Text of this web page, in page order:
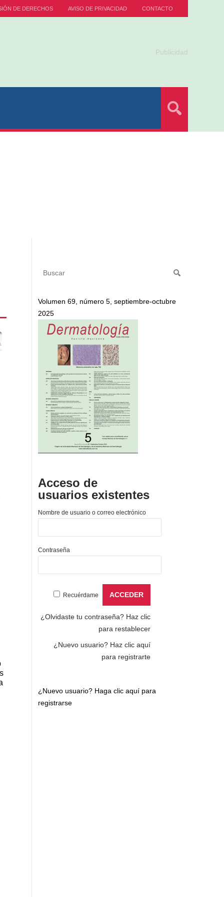
DE DERECHOS AVISO DE PRIVACIDAD CONTACTO
Publicidad
Volumen 69, número 5, septiembre-octubre
2025
Acceso de
usuarios existentes
Nombre de usuario o correo electrónico
Contraseña
Recuérdame
¿Olvidaste tu contraseña? Haz clic
para restablecer
¿Nuevo usuario? Haz clic aquí
para registrarte
¿Nuevo usuario? Haga clic aquí para
registrarse